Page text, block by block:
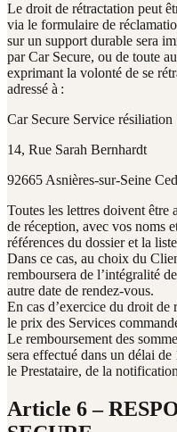
Le droit de rétractation peut
via le formulaire de
sur un support durable sera
par Car Secure, ou de toute
exprimant la volonté de se
adressé à :
Car Secure Service résiliation
14, Rue Sarah Bernhardt
92665 Asnières-sur-Seine
Toutes les lettres doivent être
de réception, avec vos noms
références du dossier et la
Dans ce cas, au choix du
remboursera de l’intégralité
autre date de rendez-vous.
En cas d’exercice du droit de
le prix des Services
Le remboursement des
sera effectué dans un délai
le Prestataire, de la
Article 6 –